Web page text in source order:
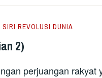
SIRI REVOLUSI DUNIA
2)
perjuangan rakyat